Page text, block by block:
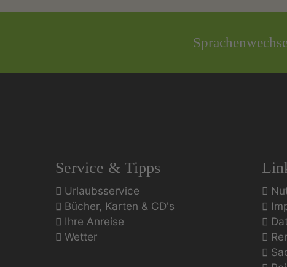
Service & Tipps
Urlaubsservice
Bücher, Karten & CD's
Ihre Anreise
Wetter